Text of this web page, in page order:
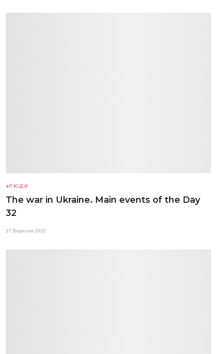
ЛЮДИ
The war in Ukraine. Main events of the Day
32
27 Березня 2022